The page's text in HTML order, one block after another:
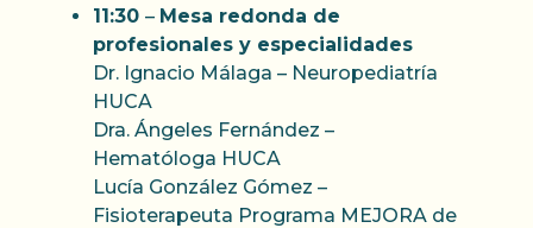
11:30 – Mesa redonda de
profesionales y especialidades
Dr. Ignacio Málaga – Neuropediatría
HUCA
Dra. Ángeles Fernández –
Hematóloga HUCA
Lucía González Gómez –
Fisioterapeuta Programa MEJORA de